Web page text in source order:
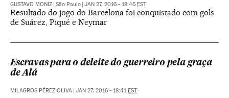
GUSTAVO MONIZ São Paulo JAN 27, 2016 - 18:46 EST
Resultado do jogo do Barcelona foi conquistado com gols
de Suárez, Piqué e Neymar
Escravas para o deleite do guerreiro pela graça
de Alá
MILAGROS PÉREZ OLIVA JAN 27, 2016 - 18:41 EST